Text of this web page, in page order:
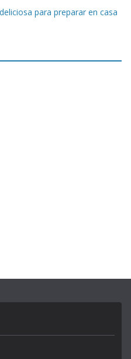
para preparar en casa